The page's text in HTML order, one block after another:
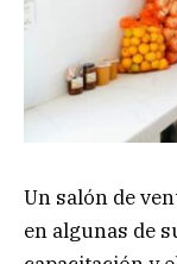
Un salón de
en algunas de